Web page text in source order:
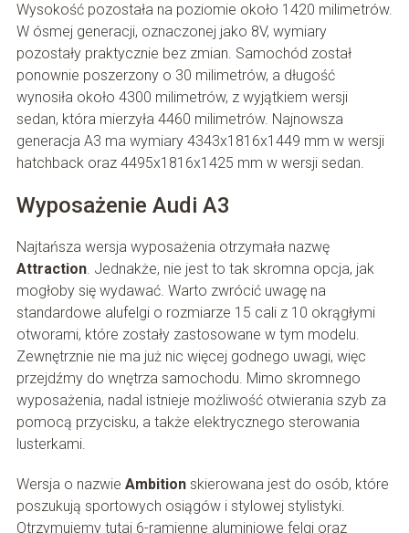
Wysokość pozostała na poziomie około 1420 milimetrów.
W ósmej generacji, oznaczonej jako 8V, wymiary
pozostały praktycznie bez zmian. Samochód został
ponownie poszerzony o 30 milimetrów, a długość
wynosiła około 4300 milimetrów, z wyjątkiem wersji
sedan, która mierzyła 4460 milimetrów. Najnowsza
generacja A3 ma wymiary 4343x1816x1449 mm w wersji
hatchback oraz 4495x1816x1425 mm w wersji sedan.
Wyposażenie Audi A3
Najtańsza wersja wyposażenia otrzymała nazwę
Attraction. Jednakże, nie jest to tak skromna opcja, jak
mogłoby się wydawać. Warto zwrócić uwagę na
standardowe alufelgi o rozmiarze 15 cali z 10 okrągłymi
otworami, które zostały zastosowane w tym modelu.
Zewnętrznie nie ma już nic więcej godnego uwagi, więc
przejdźmy do wnętrza samochodu. Mimo skromnego
wyposażenia, nadal istnieje możliwość otwierania szyb za
pomocą przycisku, a także elektrycznego sterowania
lusterkami.
Wersja o nazwie Ambitionskierowana jest do osób, które
poszukują sportowych osiągów i stylowej stylistyki.
Otrzymujemy tutaj 6-ramienne aluminiowe felgi oraz